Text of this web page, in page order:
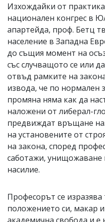
Изхождайки от
национален конгрес в
апартейда, проф. Бетц
население в Западна
до същия момент на
със случващото се или
отвъд рамките на
извода, че по нормален
промяна няма как да
наложени от либерал-
предвиждат връщане
на установените от
на закона, според
саботажи, унищожаване
насилие.
Професорът се
положението си, макар